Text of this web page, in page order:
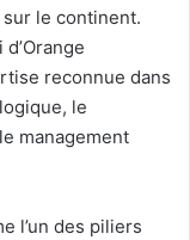
sur le continent.
reconnue dans
le
management
l’un des piliers